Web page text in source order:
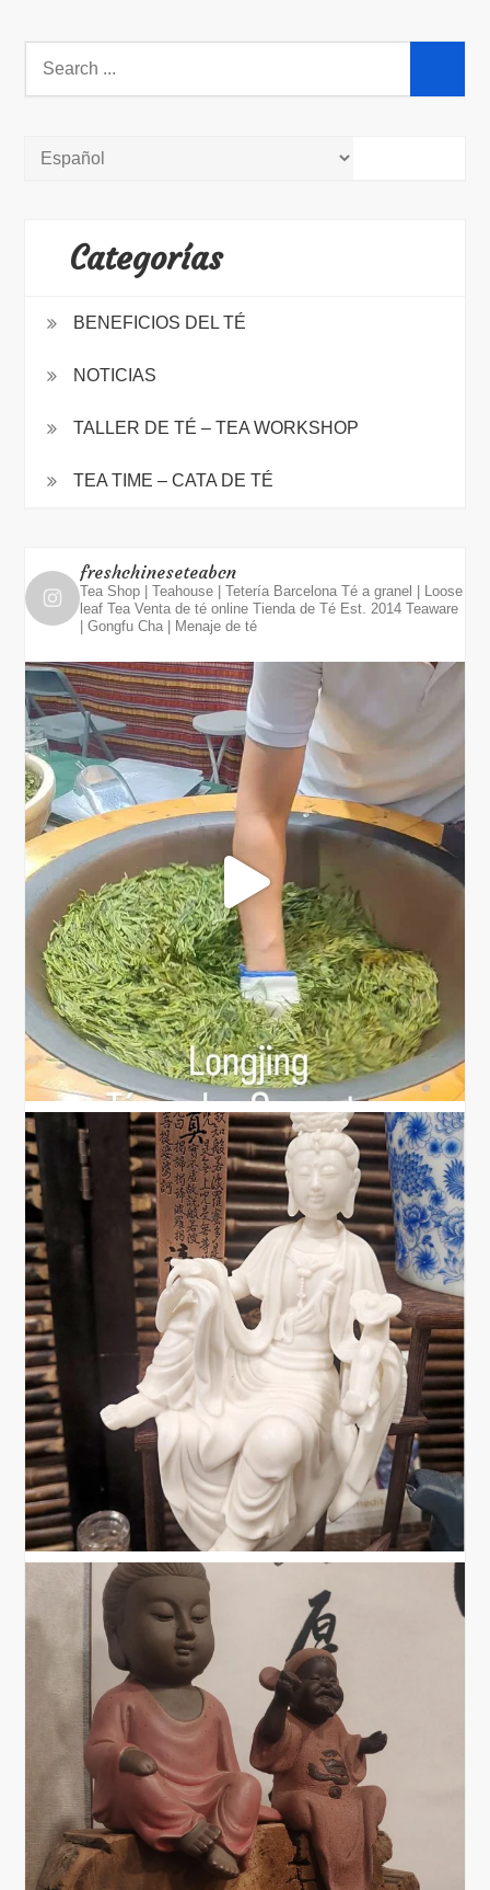
Categorías
BENEFICIOS DEL TÉ
NOTICIAS
TALLER DE TÉ – TEA WORKSHOP
TEA TIME – CATA DE TÉ
freshchineseteabcn
Tea Shop | Teahouse | Tetería Barcelona Té a granel | Loose
leaf Tea Venta de té online Tienda de Té Est. 2014 Teaware
| Gongfu Cha | Menaje de té